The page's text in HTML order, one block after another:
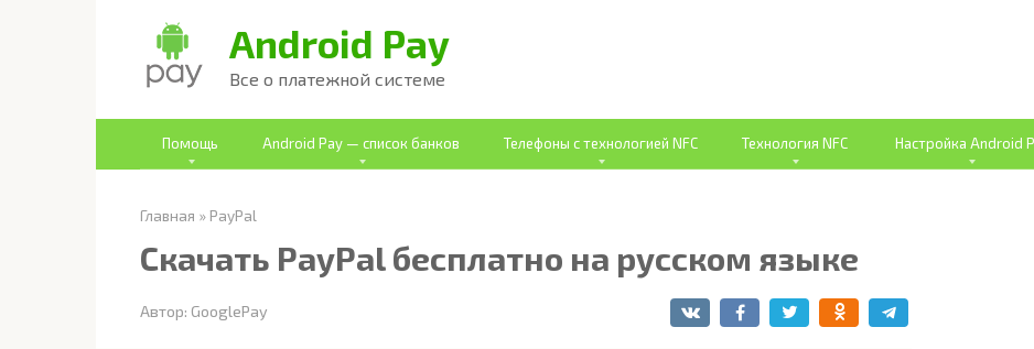
Android Pay
Все о платежной системе
Помощь Android Pay — список банков Телефоны с технологией NFC Технология NFC Настройка Android
Главная »PayPal
Скачать PayPal бесплатно на русском языке
Автор: GooglePay